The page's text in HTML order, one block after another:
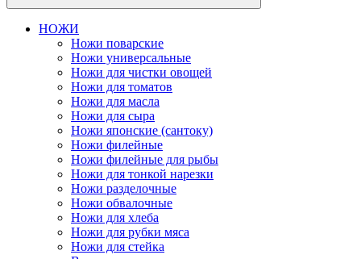
НОЖИ
Ножи поварские
Ножи универсальные
Ножи для чистки овощей
Ножи для томатов
Ножи для масла
Ножи для сыра
Ножи японские (сантоку)
Ножи филейные
Ножи филейные для рыбы
Ножи для тонкой нарезки
Ножи разделочные
Ножи обвалочные
Ножи для хлеба
Ножи для рубки мяса
Ножи для стейка